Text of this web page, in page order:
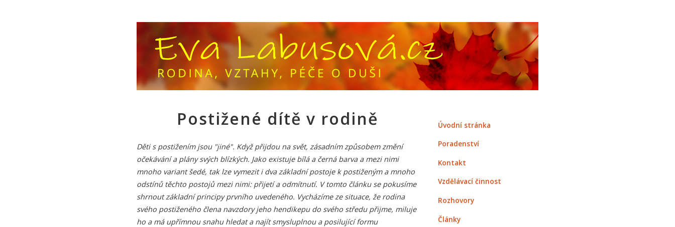
Postižené dítě v rodině
Děti s postižením jsou "jiné". Když přijdou na svět, zásadním způsobem změní
očekávání a plány svých blízkých. Jako existuje bílá a černá barva a mezi nimi
mnoho variant šedé, tak lze vymezit i dva základní postoje k postiženým a mnoho
odstínů těchto postojů mezi nimi: přijetí a odmítnutí. V tomto článku se pokusíme
shrnout základní principy prvního uvedeného. Vycházíme ze situace, že rodina
svého postiženého člena navzdory jeho hendikepu do svého středu přijme, miluje
ho a má upřímnou snahu hledat a najít smysluplnou a posilující formu
Úvodní stránka
Poradenství
Kontakt
Vzdělávací činnost
Rozhovory
Články